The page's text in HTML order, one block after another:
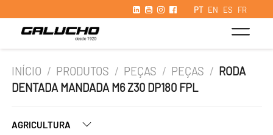
PT EN ES FR
INÍCIO / PRODUTOS / PEÇAS / PEÇAS / RODA
DENTADA MANDADA M6 Z30 DP180 FPL
AGRICULTURA